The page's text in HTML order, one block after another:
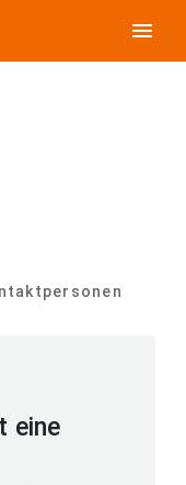
menu
eine